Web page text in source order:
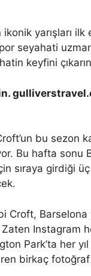
yarışları ilk
seyahati
keyfini
bu sezon
Bu hafta sonu
sıraya girdiği
Croft,
Instagram
Park’ta her
birkaç fotoğraf